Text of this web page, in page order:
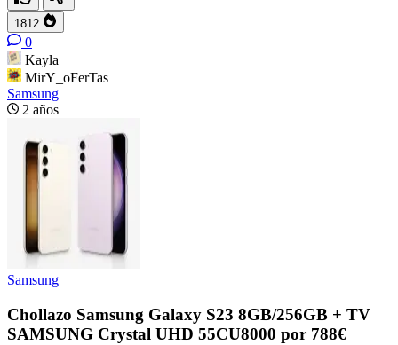
1812
0
Kayla
MirY_oFerTas
Samsung
2 años
Samsung
Chollazo Samsung Galaxy S23 8GB/256GB + TV
SAMSUNG Crystal UHD 55CU8000 por 788€